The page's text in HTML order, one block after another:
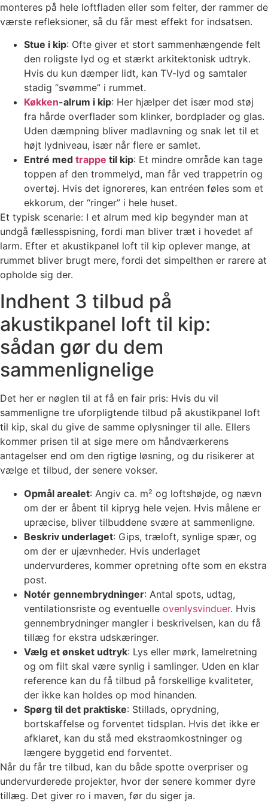
monteres på hele loftfladen eller som felter, der rammer de
værste refleksioner, så du får mest effekt for indsatsen.
Stue i kip: Ofte giver et stort sammenhængende felt
den roligste lyd og et stærkt arkitektonisk udtryk.
Hvis du kun dæmper lidt, kan TV-lyd og samtaler
stadig “svømme” i rummet.
Køkken-alrum i kip: Her hjælper det især mod støj
fra hårde overflader som klinker, bordplader og glas.
Uden dæmpning bliver madlavning og snak let til et
højt lydniveau, især når flere er samlet.
Entré med trappe til kip: Et mindre område kan tage
toppen af den trommelyd, man får ved trappetrin og
overtøj. Hvis det ignoreres, kan entréen føles som et
ekkorum, der “ringer” i hele huset.
Et typisk scenarie: I et alrum med kip begynder man at
undgå fællesspisning, fordi man bliver træt i hovedet af
larm. Efter et akustikpanel loft til kip oplever mange, at
rummet bliver brugt mere, fordi det simpelthen er rarere at
opholde sig der.
Indhent 3 tilbud på
akustikpanel loft til kip:
sådan gør du dem
sammenlignelige
Det her er nøglen til at få en fair pris: Hvis du vil
sammenligne tre uforpligtende tilbud på akustikpanel loft
til kip, skal du give de samme oplysninger til alle. Ellers
kommer prisen til at sige mere om håndværkerens
antagelser end om den rigtige løsning, og du risikerer at
vælge et tilbud, der senere vokser.
Opmål arealet: Angiv ca. m² og loftshøjde, og nævn
om der er åbent til kipryg hele vejen. Hvis målene er
upræcise, bliver tilbuddene svære at sammenligne.
Beskriv underlaget: Gips, træloft, synlige spær, og
om der er ujævnheder. Hvis underlaget
undervurderes, kommer opretning ofte som en ekstra
post.
Notér gennembrydninger: Antal spots, udtag,
ventilationsriste og eventuelle ovenlysvinduer. Hvis
gennembrydninger mangler i beskrivelsen, kan du få
tillæg for ekstra udskæringer.
Vælg et ønsket udtryk: Lys eller mørk, lamelretning
og om filt skal være synlig i samlinger. Uden en klar
reference kan du få tilbud på forskellige kvaliteter,
der ikke kan holdes op mod hinanden.
Spørg til det praktiske: Stillads, oprydning,
bortskaffelse og forventet tidsplan. Hvis det ikke er
afklaret, kan du stå med ekstraomkostninger og
længere byggetid end forventet.
Når du får tre tilbud, kan du både spotte overpriser og
undervurderede projekter, hvor der senere kommer dyre
tillæg. Det giver ro i maven, før du siger ja.